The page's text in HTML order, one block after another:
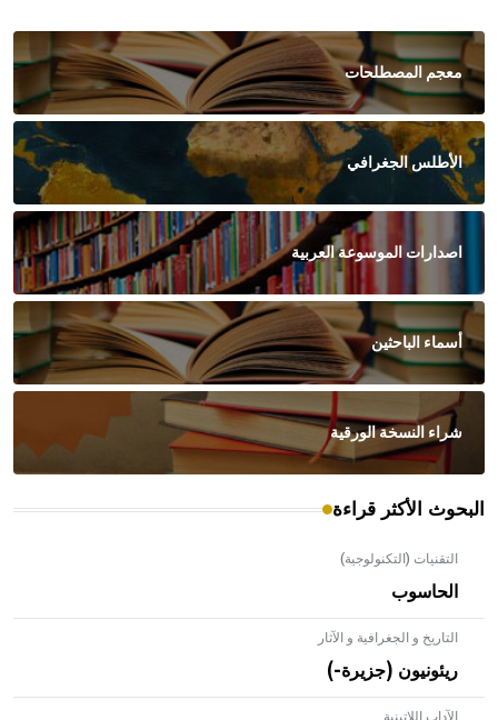
معجم المصطلحات
الأطلس الجغرافي
اصدارات الموسوعة العربية
أسماء الباحثين
شراء النسخة الورقية
البحوث الأكثر قراءة
التقنيات (التكنولوجية)
الحاسوب
التاريخ و الجغرافية و الآثار
ريئونيون (جزيرة-)
الآداب اللاتينية